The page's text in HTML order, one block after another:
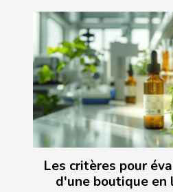
Les critères pour
d'une boutique en